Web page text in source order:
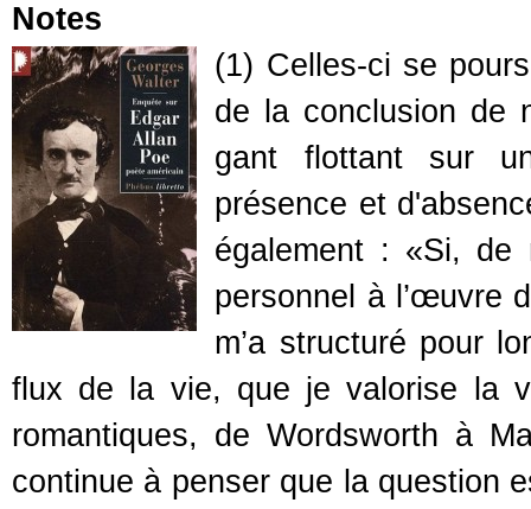
Notes
(1) Celles-ci se
de la conclusion de
gant flottant sur
présence et
également : «Si, de
personnel à l’œuvre
m’a structuré pour
flux de la vie, que je valorise la
romantiques, de Wordsworth à
continue à penser que la question